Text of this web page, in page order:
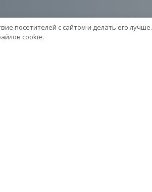
посетителей с сайтом и делать его лучше.
cookie.